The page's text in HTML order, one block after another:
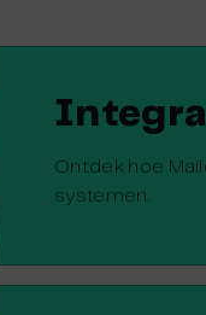
Ontdek hoe
systemen.